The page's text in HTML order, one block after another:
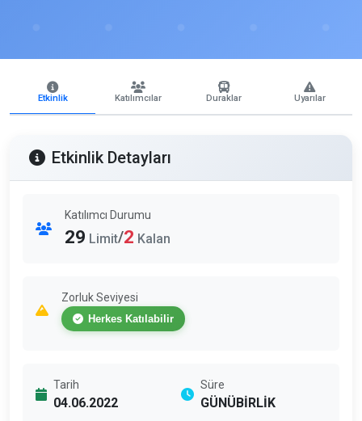
Etkinlik Katılımcılar Duraklar Uyarılar
Etkinlik Detayları
Katılımcı Durumu
29 Limit/2 Kalan
Zorluk Seviyesi
Herkes Katılabilir
Tarih
04.06.2022
Süre
GÜNÜBİRLİK